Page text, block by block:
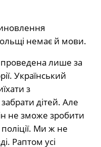
немає й мови.
лише за
Український
з
дітей. Але
не зможе зробити
Ми ж не
Раптом усі